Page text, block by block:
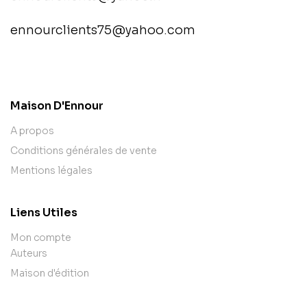
ennourclients75@yahoo.com
Maison D'Ennour
A propos
Conditions générales de vente
Mentions légales
Liens Utiles
Mon compte
Auteurs
Maison d'édition